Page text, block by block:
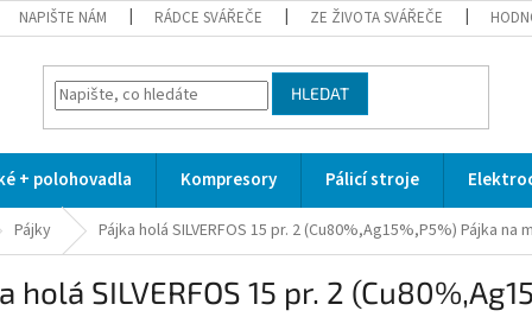
NAPIŠTE NÁM RÁDCE SVÁŘEČE ZE ŽIVOTA SVÁŘEČE
HLEDAT
+ polohovadla Kompresory Pálicí stroje
Pájky Pájka holá SILVERFOS 15 pr. 2 (Cu80%,Ag15%,P5%) Pájka na
holá SILVERFOS 15 pr. 2